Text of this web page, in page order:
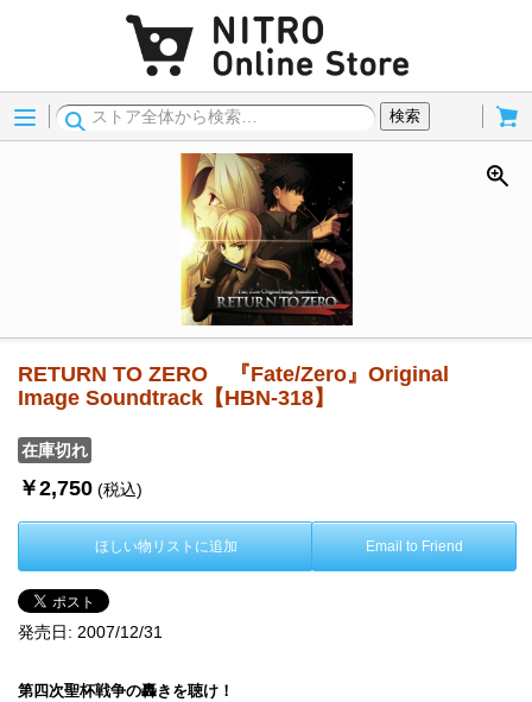
Menu
検索
RETURN TO ZERO 『Fate/Zero』Original
Image Soundtrack【HBN-318】
在庫切れ
￥2,750 (税込)
ほしい物リストに追加 Email to Friend
発売日: 2007/12/31
第四次聖杯戦争の轟きを聴け！